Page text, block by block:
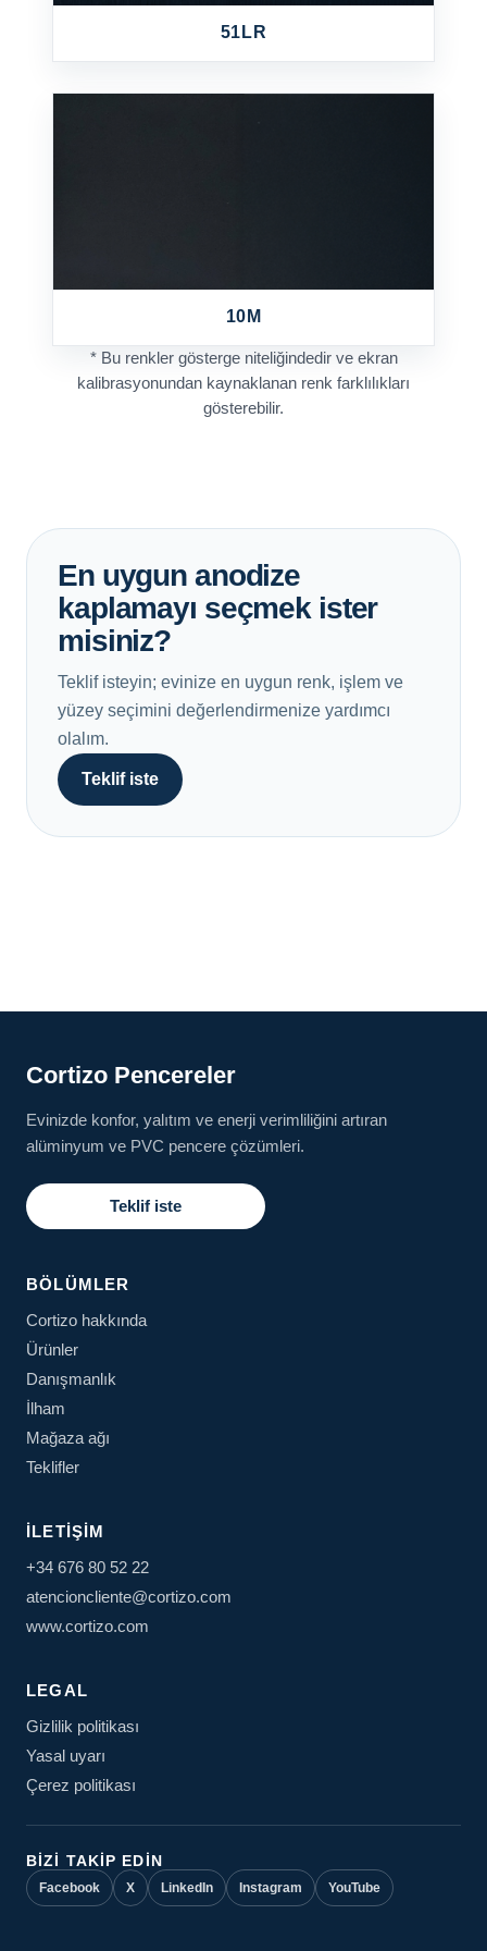
51LR
10M
* Bu renkler gösterge niteliğindedir ve ekran
kalibrasyonundan kaynaklanan renk farklılıkları
gösterebilir.
En uygun anodize
kaplamayı seçmek ister
misiniz?
Teklif isteyin; evinize en uygun renk, işlem ve
yüzey seçimini değerlendirmenize yardımcı
olalım.
Teklif iste
Cortizo Pencereler
Evinizde konfor, yalıtım ve enerji verimliliğini artıran
alüminyum ve PVC pencere çözümleri.
Teklif iste
BÖLÜMLER
Cortizo hakkında
Ürünler
Danışmanlık
İlham
Mağaza ağı
Teklifler
İLETIŞIM
+34 676 80 52 22
atencioncliente@cortizo.com
www.cortizo.com
LEGAL
Gizlilik politikası
Yasal uyarı
Çerez politikası
BIZI TAKIP EDIN
Facebook X LinkedIn Instagram YouTube